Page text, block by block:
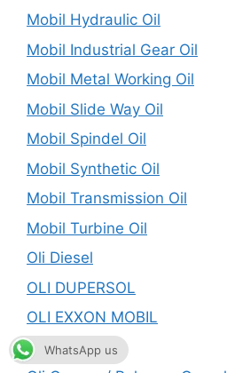
Mobil Hydraulic Oil
Mobil Industrial Gear Oil
Mobil Metal Working Oil
Mobil Slide Way Oil
Mobil Spindel Oil
Mobil Synthetic Oil
Mobil Transmission Oil
Mobil Turbine Oil
Oli Diesel
OLI DUPERSOL
OLI EXXON MOBIL
Oli Gear
WhatsApp us